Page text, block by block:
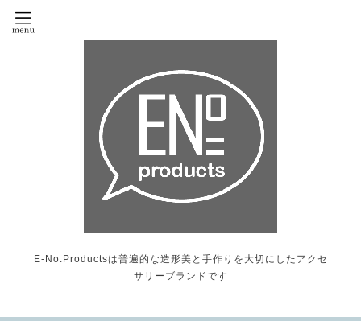
E-No.Productsは普遍的な造形美と手作りを大切にしたアクセ
サリーブランドです